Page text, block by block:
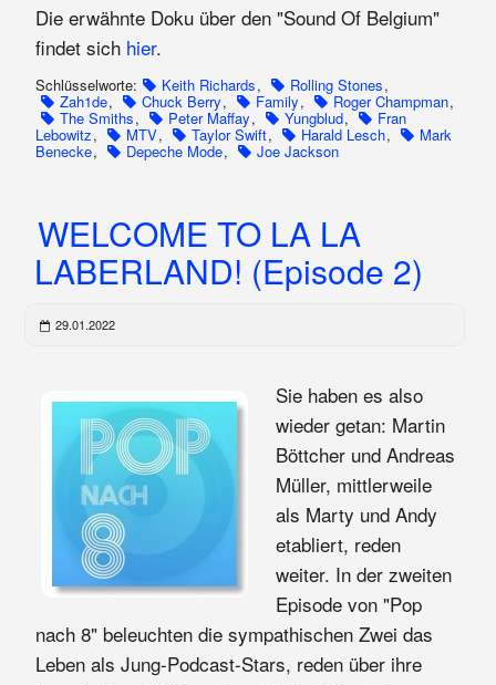
Die erwähnte Doku über den "Sound Of Belgium"
findet sich hier.
Schlüsselworte: Keith Richards, Rolling Stones,
Zah1de, Chuck Berry, Family, Roger Champman,
The Smiths, Peter Maffay, Yungblud, Fran
Lebowitz, MTV, Taylor Swift, Harald Lesch, Mark
Benecke, Depeche Mode, Joe Jackson
WELCOME TO LA LA
LABERLAND! (Episode 2)
29.01.2022
Sie haben es also
wieder getan: Martin
Böttcher und Andreas
Müller, mittlerweile
als Marty und Andy
etabliert, reden
weiter. In der zweiten
Episode von "Pop
nach 8" beleuchten die sympathischen Zwei das
Leben als Jung-Podcast-Stars, reden über ihre